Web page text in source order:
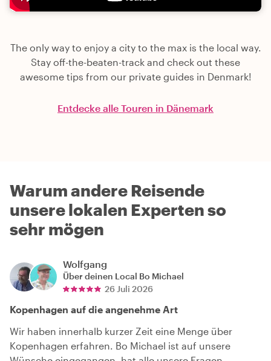
The only way to enjoy a city to the max is the local way.
Stay off-the-beaten-track and check out these
awesome tips from our private guides in Denmark!
Entdecke alle Touren in Dänemark
Warum andere Reisende
unsere lokalen Experten so
sehr mögen
Wolfgang
Über deinen Local Bo Michael
26 Juli 2026
Kopenhagen auf die angenehme Art
Wir haben innerhalb kurzer Zeit eine Menge über
Kopenhagen erfahren. Bo Michael ist auf unsere